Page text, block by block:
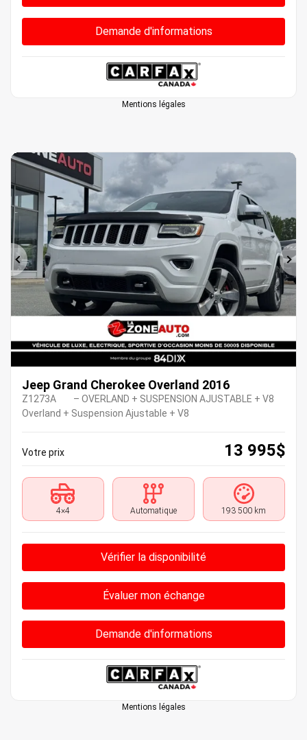
Demande d'informations
Mentions légales
Précédent
Jeep Grand Cherokee Overland 2016
Z1273A
– OVERLAND + SUSPENSION AJUSTABLE + V8
Overland + Suspension Ajustable + V8
Votre prix 13 995$
4×4 Automatique 193 500 km
Vérifier la disponibilité
Évaluer mon échange
Demande d'informations
Mentions légales